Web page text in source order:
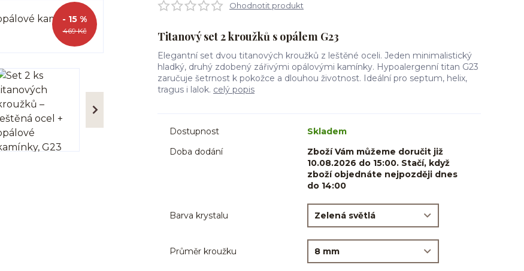
469 Kč
- 15 %
Ohodnotit produkt
Titanový set 2 kroužků s opálem G23
Elegantní set dvou titanových kroužků z leštěné oceli. Jeden minimalistický
hladký, druhý zdobený zářivými opálovými kamínky. Hypoalergenní titan G23
zaručuje šetrnost k pokožce a dlouhou životnost. Ideální pro septum, helix,
tragus i lalok. celý popis
Dostupnost
Skladem
Doba dodání
Zboží Vám můžeme doručit již
10.08.2026 do 15:00. Stačí, když
zboží objednáte nejpozději dnes
do 14:00
Barva krystalu
Průměr kroužku